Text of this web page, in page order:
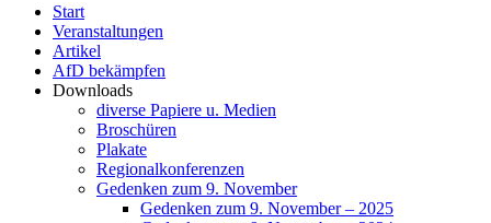
Start
Veranstaltungen
Artikel
AfD bekämpfen
Downloads
diverse Papiere u. Medien
Broschüren
Plakate
Regionalkonferenzen
Gedenken zum 9. November
Gedenken zum 9. November – 2025